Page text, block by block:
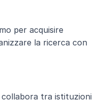
per acquisire
la ricerca con
tra istituzioni